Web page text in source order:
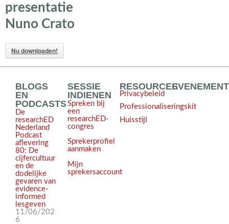
presentatie
Nuno Crato
Nu downloaden!
BLOGS
EN
PODCASTS
De
researchED
Nederland
Podcast
aflevering
80: De
cijfercultuur
en de
dodelijke
gevaren van
evidence-
informed
lesgeven
11/06/202
6
SESSIE
INDIENEN
Spreken bij
een
researchED-
congres
Sprekerprofiel
aanmaken
Mijn
sprekersaccount
RESOURCES
Privacybeleid
Professionaliseringskit
Huisstijl